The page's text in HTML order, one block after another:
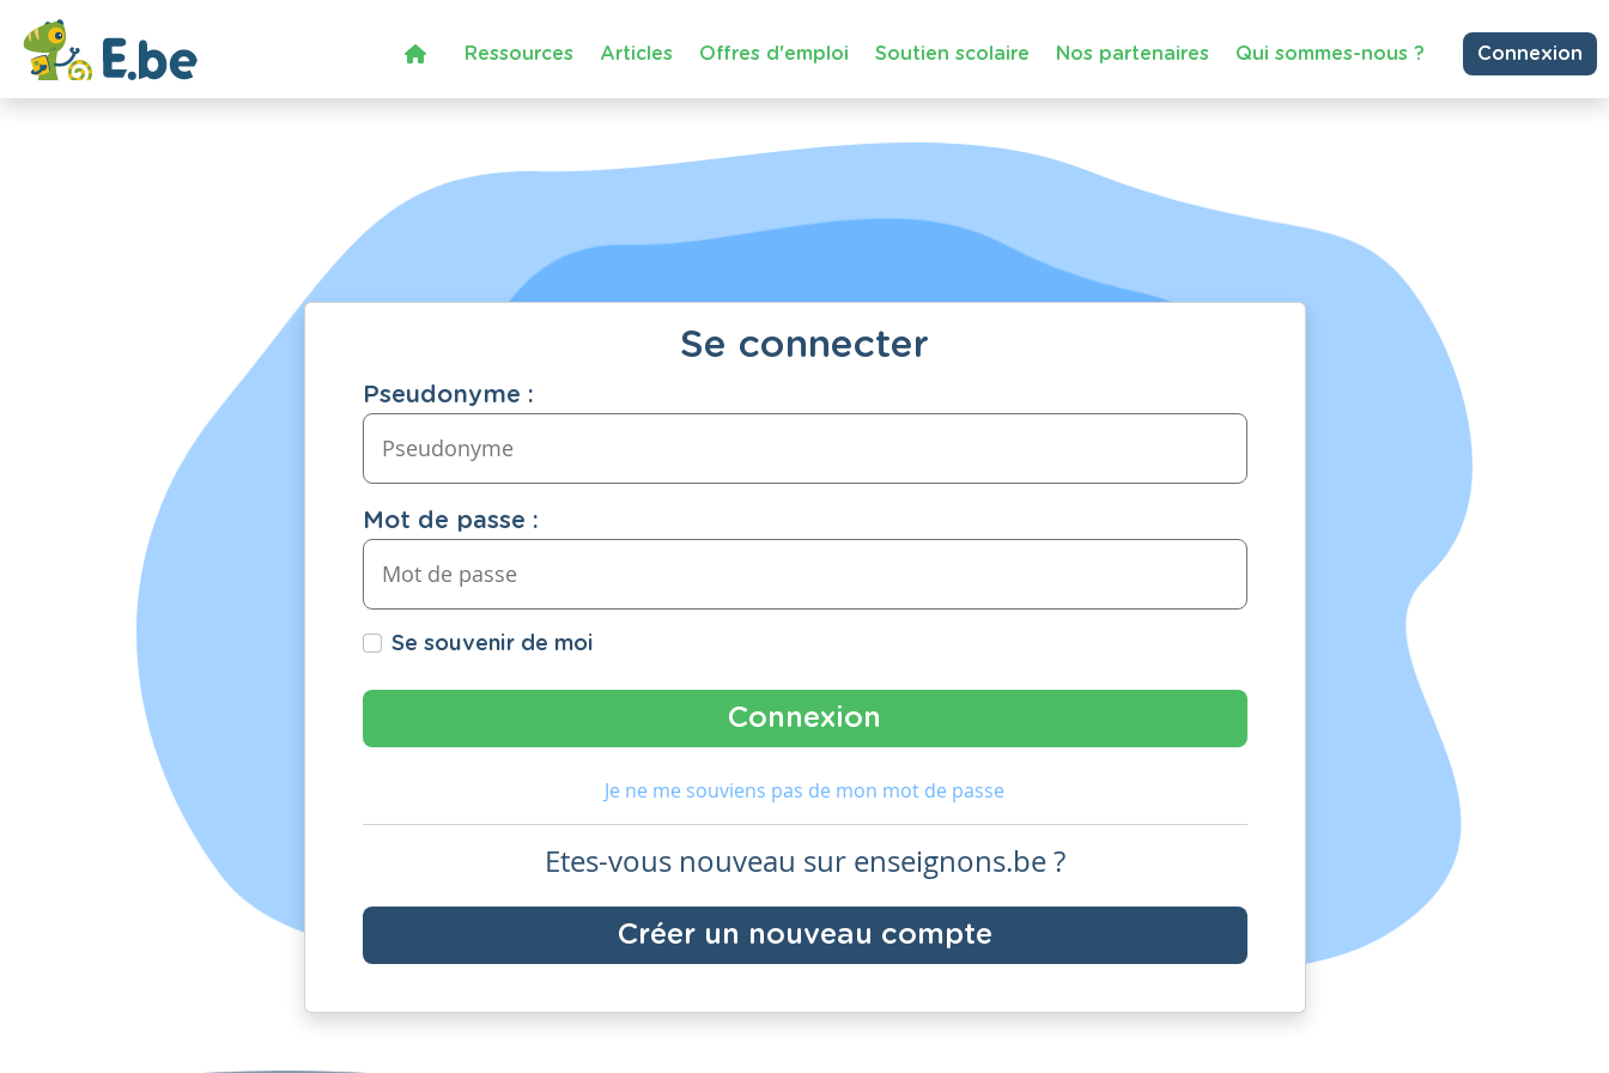
Ressources Articles Offres d'emploi Soutien scolaire Nos partenaires Qui sommes-nous ? Connexion
Se connecter
Pseudonyme :
Mot de passe :
Se souvenir de moi
Je ne me souviens pas de mon mot de passe
Etes-vous nouveau sur enseignons.be ?
Créer un nouveau compte